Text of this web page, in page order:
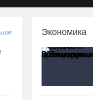
Экономика